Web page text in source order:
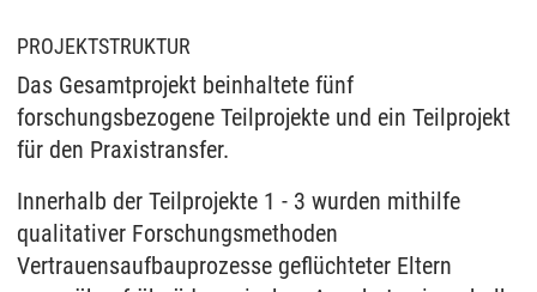
PROJEKTSTRUKTUR
Das Gesamtprojekt beinhaltete fünf
forschungsbezogene Teilprojekte und ein Teilprojekt
für den Praxistransfer.
Innerhalb der Teilprojekte 1 - 3 wurden mithilfe
qualitativer Forschungsmethoden
Vertrauensaufbauprozesse geflüchteter Eltern